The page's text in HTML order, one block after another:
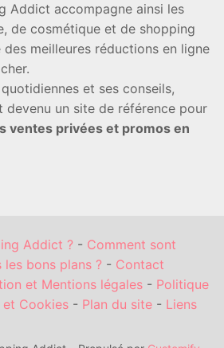
Addict accompagne ainsi les
de cosmétique et de shopping
des meilleures réductions en ligne
et ses conseils,
devenu un site de référence pour
ventes privées et promos en
Addict ?- Comment sont
les bons plans ? - Contact
et Mentions légales- Politique
Cookies - Plan du site - Liens